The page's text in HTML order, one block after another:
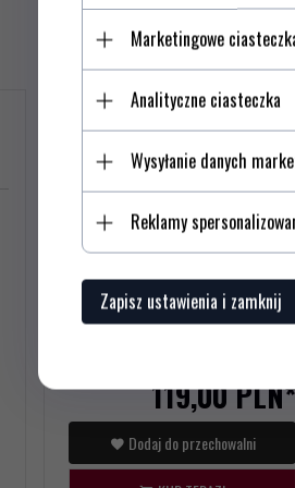
Scyzoryk Victorinox Tinker 1.4603
119,00PLN*
Dodaj do przechowalni
Marketingowe
Analityczne ciasteczka
Wysyłanie danych
Reklamy
Zapisz ustawienia i zamknij